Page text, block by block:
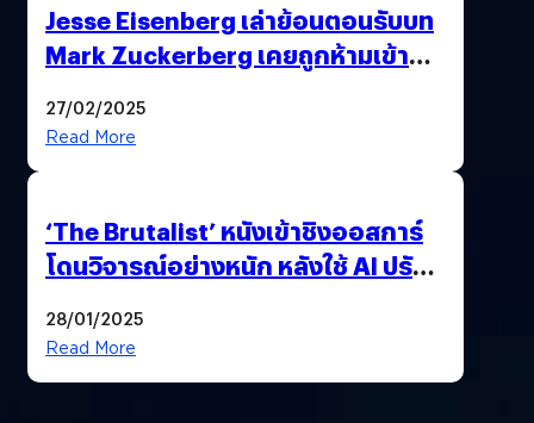
Jesse Eisenberg เล่าย้อนตอนรับบท
Mark Zuckerberg เคยถูกห้ามเข้าพบ
27/02/2025
Read More
‘The Brutalist’ หนังเข้าชิงออสการ์
โดนวิจารณ์อย่างหนัก หลังใช้ AI ปรับ
28/01/2025
Read More